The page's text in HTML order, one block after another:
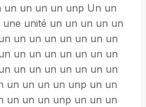
un un un unp Un un
unité un un un un un
un un un un un un un
un un un un un un un
un un un un un un un
un un un un unp un un
un un un unp un un un